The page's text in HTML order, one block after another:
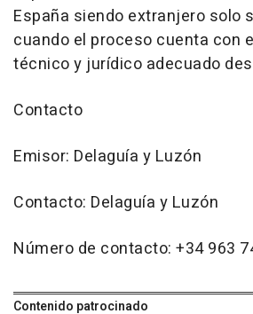
España siendo extranjero solo
cuando el proceso cuenta con
técnico y jurídico adecuado
Contacto
Emisor: Delaguía y Luzón
Contacto: Delaguía y Luzón
Número de contacto: +34 963
Contenido patrocinado